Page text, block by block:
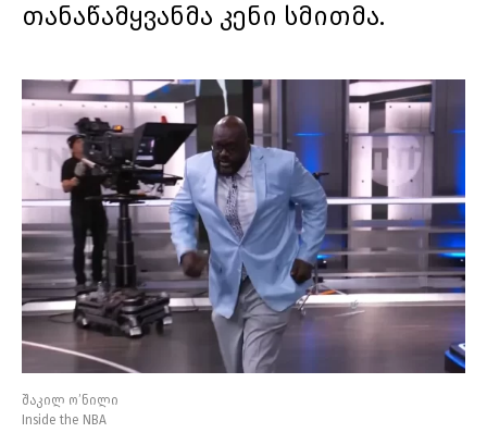
თანაწამყვანმა კენი სმითმა.
შაკილ ო’ნილი
Inside the NBA